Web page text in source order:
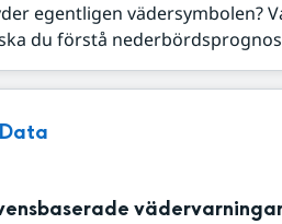
egentligen vädersymbolen?
du förstå
Data